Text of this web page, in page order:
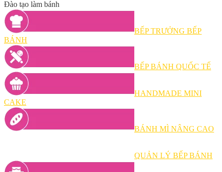
Đào tạo làm bánh
BẾP TRƯỞNG BẾP
BÁNH
BẾP BÁNH QUỐC TẾ
HANDMADE MINI
CAKE
BÁNH MÌ NÂNG CAO
QUẢN LÝ BẾP BÁNH